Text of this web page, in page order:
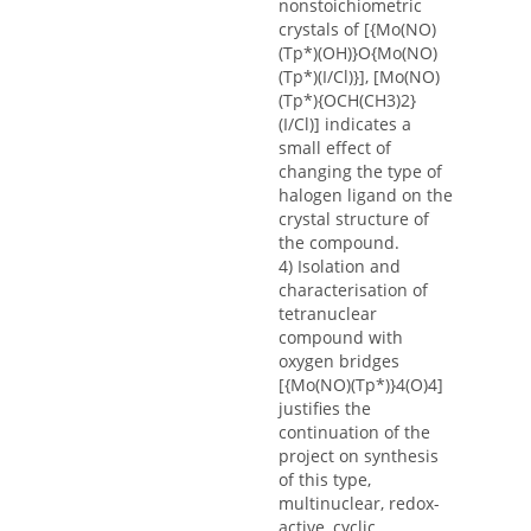
nonstoichiometric
crystals of [{Mo(NO)
(Tp*)(OH)}O{Mo(NO)
(Tp*)(I/Cl)}], [Mo(NO)
(Tp*){OCH(CH3)2}
(I/Cl)] indicates a
small effect of
changing the type of
halogen ligand on the
crystal structure of
the compound.
4) Isolation and
characterisation of
tetranuclear
compound with
oxygen bridges
[{Mo(NO)(Tp*)}4(O)4]
justifies the
continuation of the
project on synthesis
of this type,
multinuclear, redox-